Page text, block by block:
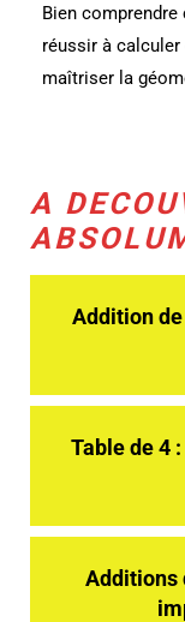
e
}
=
ti
m
es
\
x
R
y
}
Bien
réussir à calculer
maîtriser la
A
Addition
Table de 4
Additions